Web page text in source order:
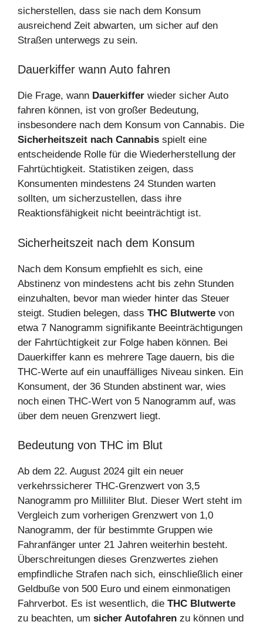
sicherstellen, dass sie nach dem Konsum
ausreichend Zeit abwarten, um sicher auf den
Straßen unterwegs zu sein.
Dauerkiffer wann Auto fahren
Die Frage, wann Dauerkiffer wieder sicher Auto
fahren können, ist von großer Bedeutung,
insbesondere nach dem Konsum von Cannabis. Die
Sicherheitszeit nach Cannabis spielt eine
entscheidende Rolle für die Wiederherstellung der
Fahrtüchtigkeit. Statistiken zeigen, dass
Konsumenten mindestens 24 Stunden warten
sollten, um sicherzustellen, dass ihre
Reaktionsfähigkeit nicht beeinträchtigt ist.
Sicherheitszeit nach dem Konsum
Nach dem Konsum empfiehlt es sich, eine
Abstinenz von mindestens acht bis zehn Stunden
einzuhalten, bevor man wieder hinter das Steuer
steigt. Studien belegen, dass THC Blutwerte von
etwa 7 Nanogramm signifikante Beeinträchtigungen
der Fahrtüchtigkeit zur Folge haben können. Bei
Dauerkiffer kann es mehrere Tage dauern, bis die
THC-Werte auf ein unauffälliges Niveau sinken. Ein
Konsument, der 36 Stunden abstinent war, wies
noch einen THC-Wert von 5 Nanogramm auf, was
über dem neuen Grenzwert liegt.
Bedeutung von THC im Blut
Ab dem 22. August 2024 gilt ein neuer
verkehrssicherer THC-Grenzwert von 3,5
Nanogramm pro Milliliter Blut. Dieser Wert steht im
Vergleich zum vorherigen Grenzwert von 1,0
Nanogramm, der für bestimmte Gruppen wie
Fahranfänger unter 21 Jahren weiterhin besteht.
Überschreitungen dieses Grenzwertes ziehen
empfindliche Strafen nach sich, einschließlich einer
Geldbuße von 500 Euro und einem einmonatigen
Fahrverbot. Es ist wesentlich, die THC Blutwerte
zu beachten, um sicher Autofahren zu können und